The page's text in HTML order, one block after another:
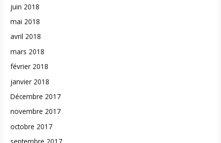
juin 2018
mai 2018
avril 2018
mars 2018
février 2018
janvier 2018
Décembre 2017
novembre 2017
octobre 2017